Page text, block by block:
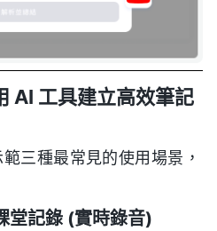
AI 工具建立高效筆記
三種最常見的使用場景，
堂記錄 (實時錄音)